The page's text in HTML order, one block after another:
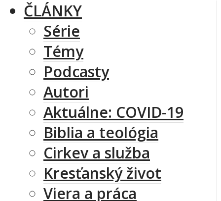
ČLÁNKY
Série
Témy
Podcasty
Autori
Aktuálne: COVID-19
Biblia a teológia
Cirkev a služba
Kresťanský život
Viera a práca